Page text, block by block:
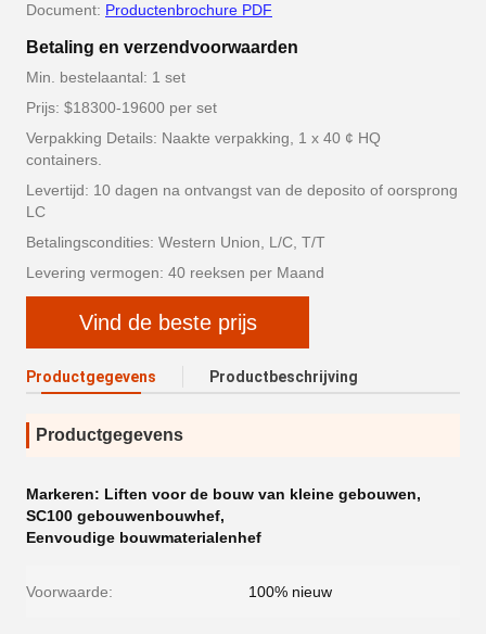
Document: Productenbrochure PDF
Betaling en verzendvoorwaarden
Min. bestelaantal: 1 set
Prijs: $18300-19600 per set
Verpakking Details: Naakte verpakking, 1 x 40 ¢ HQ
containers.
Levertijd: 10 dagen na ontvangst van de deposito of oorsprong
LC
Betalingscondities: Western Union, L/C, T/T
Levering vermogen: 40 reeksen per Maand
Vind de beste prijs
Productgegevens Productbeschrijving
Productgegevens
Markeren: Liften voor de bouw van kleine gebouwen,
SC100 gebouwenbouwhef,
Eenvoudige bouwmaterialenhef
Voorwaarde: 100% nieuw